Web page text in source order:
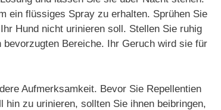
ein flüssiges Spray zu erhalten. Sprühen Sie
Hund nicht urinieren soll. Stellen Sie ruhig
Bereiche. Ihr Geruch wird sie für
Aufmerksamkeit. Bevor Sie Repellentien
zu urinieren, sollten Sie ihnen beibringen,